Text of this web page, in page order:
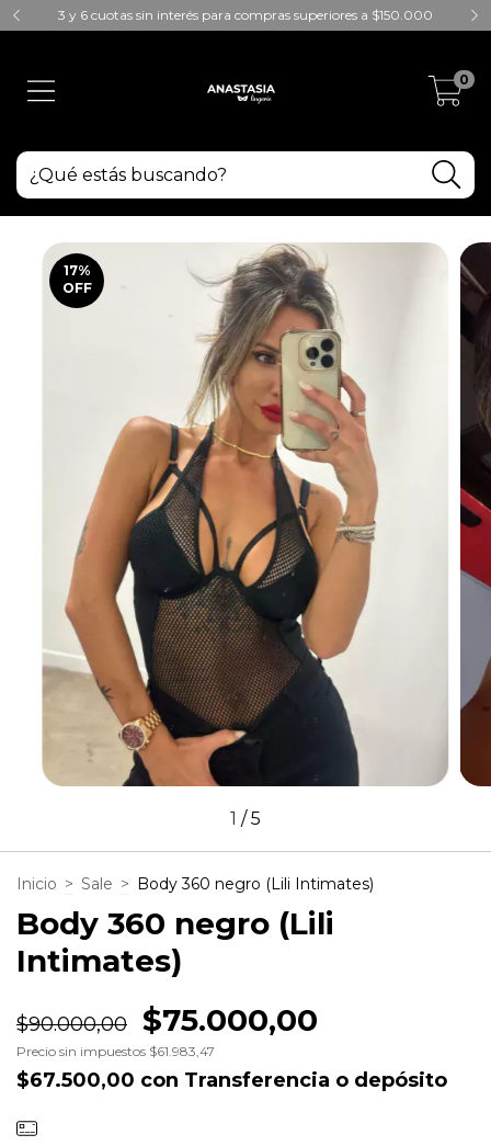
3 y 6 cuotas sin interés para compras superiores a $150.000
0
17%
OFF
1 /5
Inicio > Sale > Body 360 negro (Lili Intimates)
Body 360 negro (Lili
Intimates)
$90.000,00 $75.000,00
Precio sin impuestos $61.983,47
$67.500,00 con Transferencia o depósito